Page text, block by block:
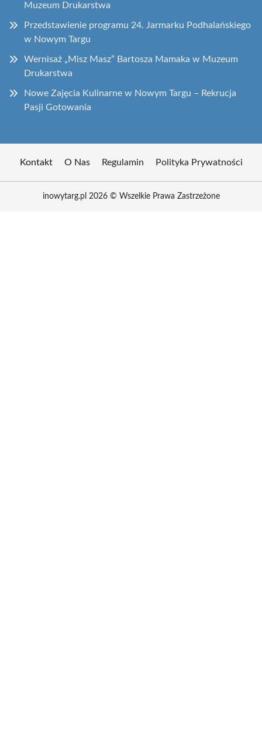
Muzeum Drukarstwa
Przedstawienie programu 24. Jarmarku Podhalańskiego
w Nowym Targu
Wernisaż „Misz Masz” Bartosza Mamaka w Muzeum
Drukarstwa
Nowe Zajęcia Kulinarne w Nowym Targu – Rekrucja
Pasji Gotowania
Kontakt O Nas Regulamin Polityka Prywatności
inowytarg.pl 2026 © Wszelkie Prawa Zastrzeżone